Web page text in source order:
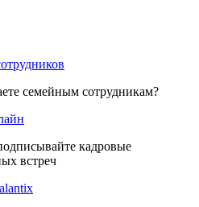
семейным сотрудникам?
кадровые
встреч